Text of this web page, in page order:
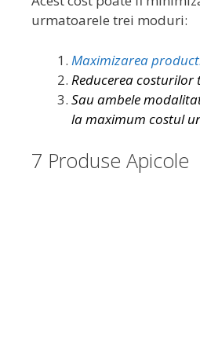
urmatoarele trei moduri:
Maximizarea
Reducerea
Sau ambele
la maximum costul
7 Produse Apicole